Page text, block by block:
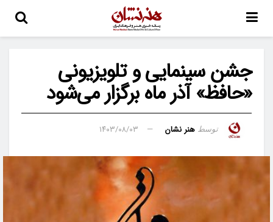
جشن سینمایی و تلویزیونی
«حافظ» آذر ماه برگزار می‌شود
توسط هنر نشان ۱۴۰۳/۰۸/۰۳